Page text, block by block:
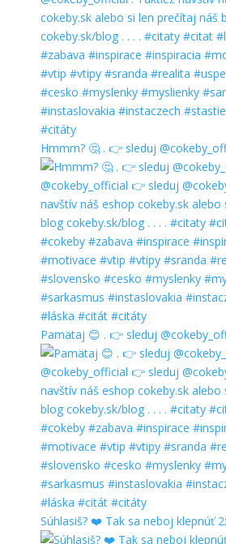
Hmmm? 🤔 . 👉 sleduj
Pamätaj 😊 . 👉 sleduj
Súhlasiš? ❤️ Tak sa neboj klepnúť